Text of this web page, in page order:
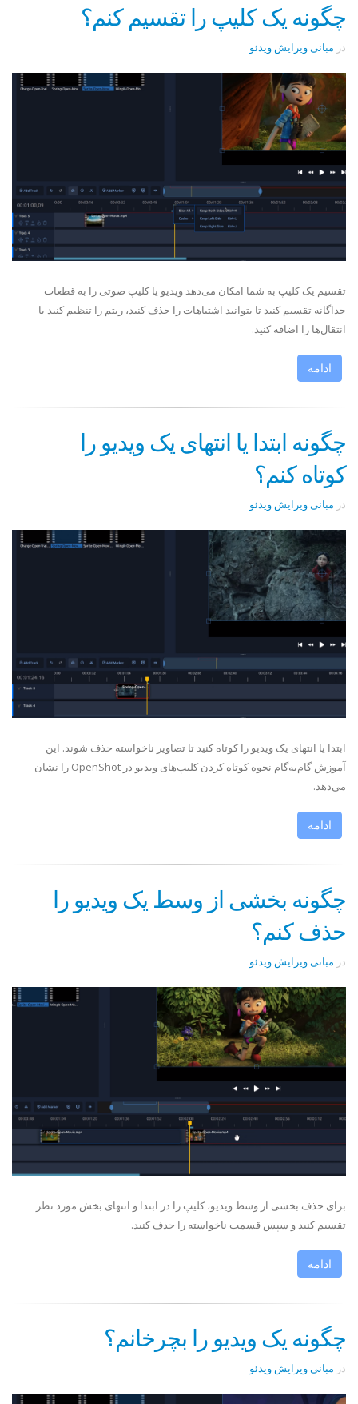
چگونه یک کلیپ را تقسیم کنم؟
در مبانی ویرایش ویدئو
تقسیم یک کلیپ به شما امکان می‌دهد ویدیو یا کلیپ صوتی را به قطعات
جداگانه تقسیم کنید تا بتوانید اشتباهات را حذف کنید، ریتم را تنظیم کنید یا
انتقال‌ها را اضافه کنید.
ادامه
چگونه ابتدا یا انتهای یک ویدیو را
کوتاه کنم؟
در مبانی ویرایش ویدئو
ابتدا یا انتهای یک ویدیو را کوتاه کنید تا تصاویر ناخواسته حذف شوند. این
آموزش گام‌به‌گام نحوه کوتاه کردن کلیپ‌های ویدیو در OpenShot را نشان
می‌دهد.
ادامه
چگونه بخشی از وسط یک ویدیو را
حذف کنم؟
در مبانی ویرایش ویدئو
برای حذف بخشی از وسط ویدیو، کلیپ را در ابتدا و انتهای بخش مورد نظر
تقسیم کنید و سپس قسمت ناخواسته را حذف کنید.
ادامه
چگونه یک ویدیو را بچرخانم؟
در مبانی ویرایش ویدئو